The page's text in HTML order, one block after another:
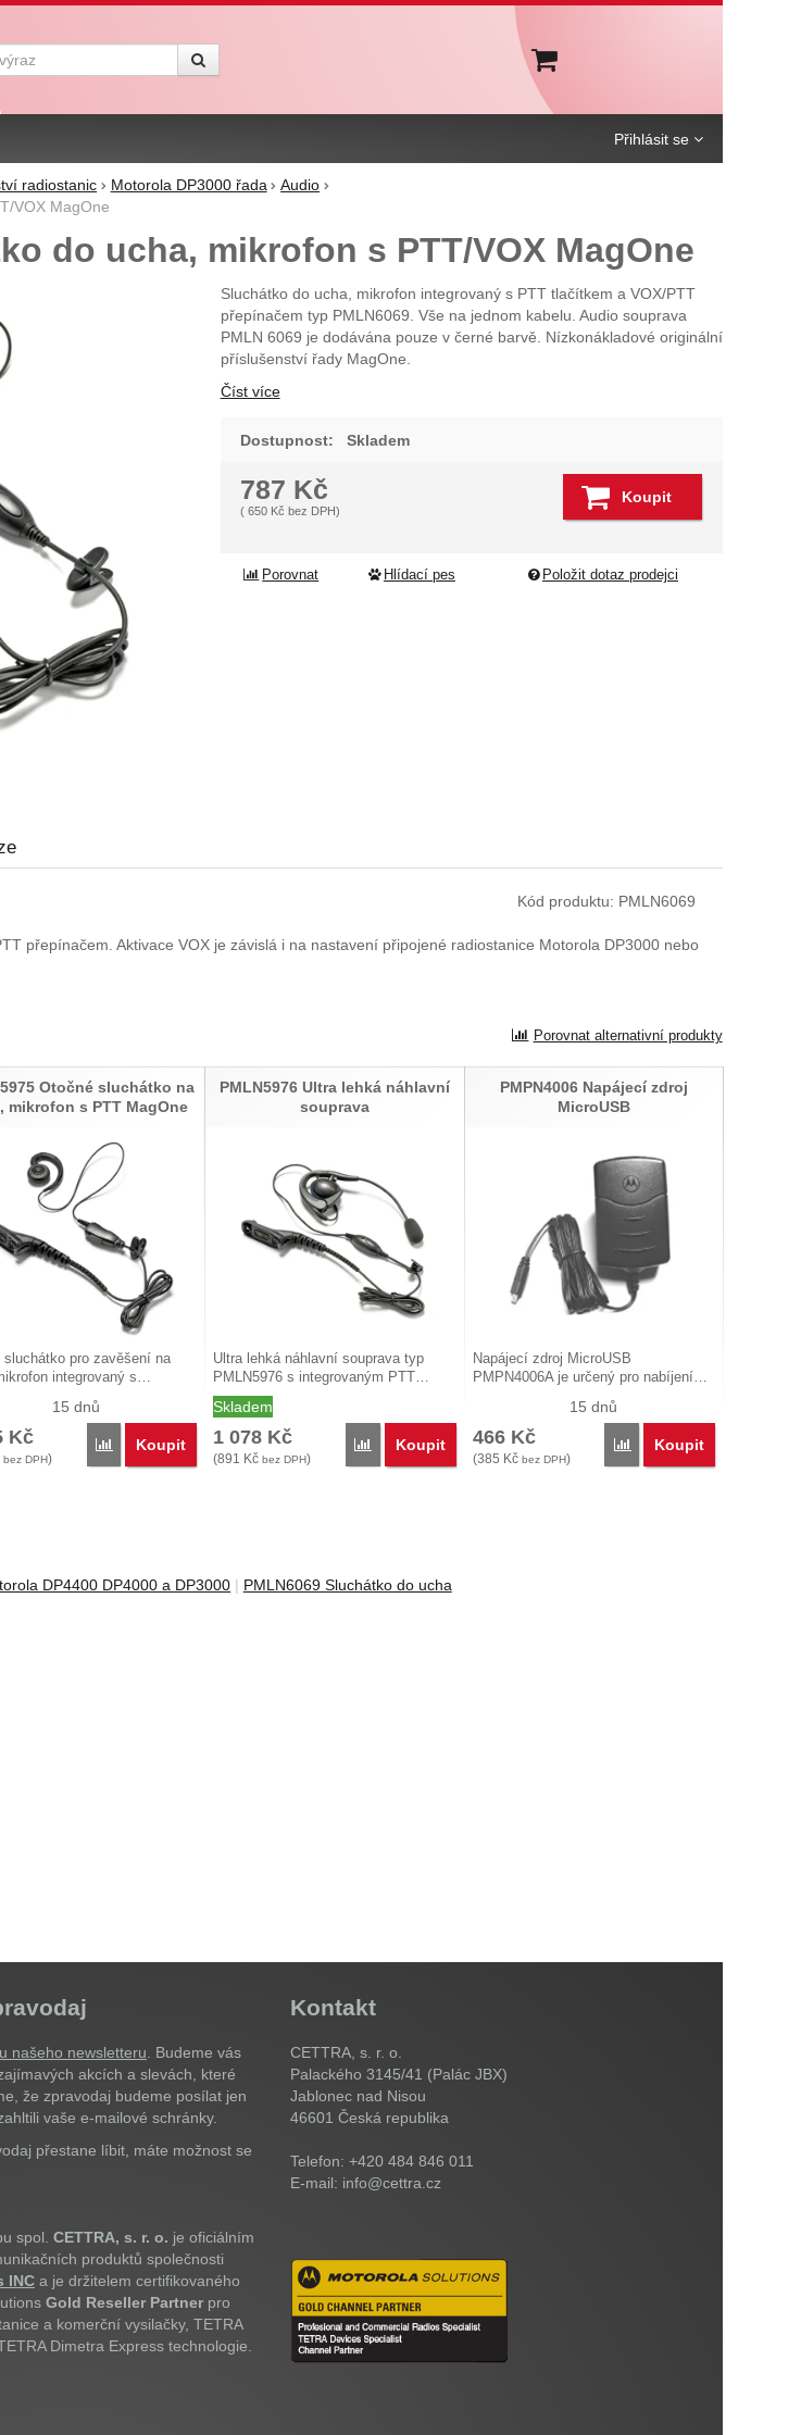
radiostanic Motorola DP3000 řada
Audio
VOX MagOne
do ucha, mikrofon s PTT/VOX MagOne
Sluchátko do ucha, mikrofon integrovaný s PTT tlačítkem a VOX/PTT
přepínačem typ PMLN6069. Vše na jednom kabelu. Audio souprava
PMLN 6069 je dodávána pouze v černé barvě. Nízkonákladové originální
příslušenství řady MagOne.
Číst více
Dostupnost: Skladem
787 Kč
( 650 Kč bez DPH)
Koupit
Porovnat Hlídací pes Položit dotaz prodejci
Kód produktu: PMLN6069
přepínačem. Aktivace VOX je závislá i na nastavení připojené radiostanice Motorola DP3000 nebo
Porovnat alternativní produkty
Otočné sluchátko na
mikrofon s PTT MagOne
sluchátko pro zavěšení na
integrovaný s…
15 dnů
Kč
bez DPH)
Porovnat
Koupit
PMLN5976 Ultra lehká náhlavní
souprava
Ultra lehká náhlavní souprava typ
PMLN5976 s integrovaným PTT…
Skladem
1 078 Kč
(891 Kč bez DPH)
Porovnat
Koupit
PMPN4006 Napájecí zdroj
MicroUSB
Napájecí zdroj MicroUSB
PMPN4006A je určený pro nabíjení…
15 dnů
466 Kč
(385 Kč bez DPH)
Porovnat
Koupit
DP4400 DP4000 a DP3000 PMLN6069 Sluchátko do ucha
Přihlásit se
našeho newsletteru . Budeme vás
akcích a slevách, které
že zpravodaj budeme posílat jen
vaše e-mailové schránky.
přestane líbit, máte možnost se
spol. CETTRA, s. r. o. je oficiálním
produktů společnosti
INCa je držitelem certifikovaného
Gold Reseller Partnerpro
a komerční vysilačky, TETRA
Dimetra Express technologie.
Kontakt
CETTRA, s. r. o.
Palackého 3145/41 (Palác JBX)
Jablonec nad Nisou
46601 Česká republika
Telefon: +420 484 846 011
E-mail: info@cettra.cz